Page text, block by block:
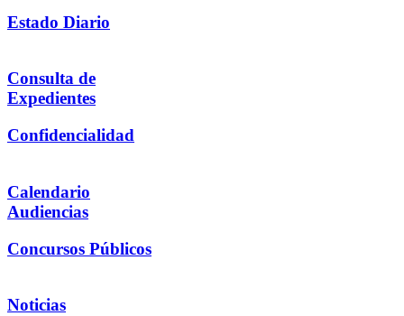
Estado Diario
Consulta de
Expedientes
Confidencialidad
Calendario
Audiencias
Concursos Públicos
Noticias